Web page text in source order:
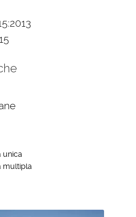
unica
multipla